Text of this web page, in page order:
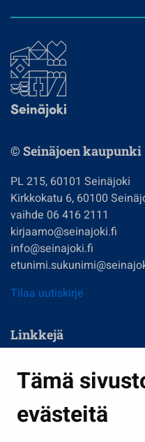
Tämä
evästeitä
© Seinäjoen kaupunki
PL 215, 60101 Seinäjoki
Kirkkokatu 6, 60100
vaihde 06 416 2111
kirjaamo@seinajoki.fi
info@seinajoki.fi
Tilaa uutiskirje
Linkkejä
Kasvatus ja opetus
Kulttuuri ja liikunta